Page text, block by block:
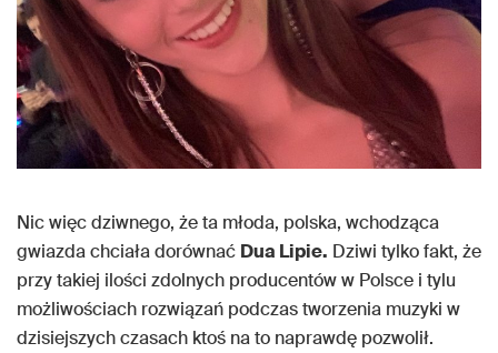
Nic więc dziwnego, że ta młoda, polska, wchodząca
gwiazda chciała dorównać Dua Lipie. Dziwi tylko fakt, że
przy takiej ilości zdolnych producentów w Polsce i tylu
możliwościach rozwiązań podczas tworzenia muzyki w
dzisiejszych czasach ktoś na to naprawdę pozwolił.